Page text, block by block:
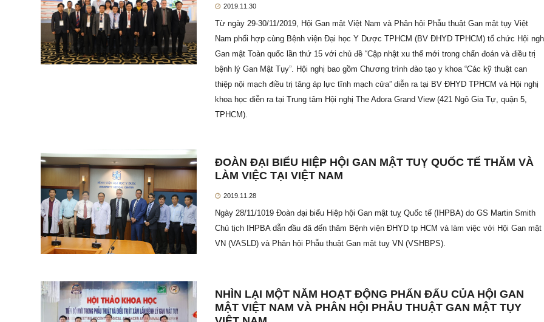
2019.11.30
Từ ngày 29-30/11/2019, Hội Gan mật Việt Nam và Phân hội Phẫu thuật Gan mật tụy Việt
Nam phối hợp cùng Bệnh viện Đại học Y Dược TPHCM (BV ĐHYD TPHCM) tổ chức Hội
Gan mật Toàn quốc lần thứ 15 với chủ đề “Cập nhật xu thế mới trong chẩn đoán và điều trị
bệnh lý Gan Mật Tụy”. Hội nghị bao gồm Chương trình đào tạo y khoa “Các kỹ thuật can
thiệp nội mạch điều trị tăng áp lực tĩnh mạch cửa” diễn ra tại BV ĐHYD TPHCM và Hội nghị
khoa học diễn ra tại Trung tâm Hội nghị The Adora Grand View (421 Ngô Gia Tự, quận 5,
TPHCM).
ĐOÀN ĐẠI BIỂU HIỆP HỘI GAN MẬT TUỴ QUỐC TẾ THĂM VÀ
LÀM VIỆC TẠI VIỆT NAM
2019.11.28
Ngày 28/11/1019 Đoàn đại biểu Hiệp hội Gan mật tuỵ Quốc tế (IHPBA) do GS Martin Smith
Chủ tịch IHPBA dẫn đầu đã đến thăm Bệnh viện ĐHYD tp HCM và làm việc với Hội Gan mật
VN (VASLD) và Phân hội Phẫu thuật Gan mật tuỵ VN (VSHBPS).
NHÌN LẠI MỘT NĂM HOẠT ĐỘNG PHẤN ĐẤU CỦA HỘI GAN
MẬT VIỆT NAM VÀ PHÂN HỘI PHẪU THUẬT GAN MẬT TỤY